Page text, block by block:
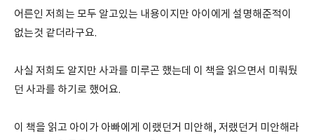
어른인 저희는 모두 알고있는 내용이지만 아이에게 설명해준적이
없는것 같더라구요.
사실 저희도 알지만 사과를 미루곤 했는데 이 책을 읽으면서 미뤄뒀
던 사과를 하기로 했어요.
이 책을 읽고 아이가 아빠에게 이랬던거 미안해, 저랬던거 미안해라